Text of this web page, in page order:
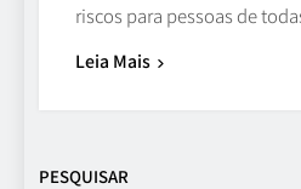
riscos para pessoas de
Leia Mais
PESQUISAR